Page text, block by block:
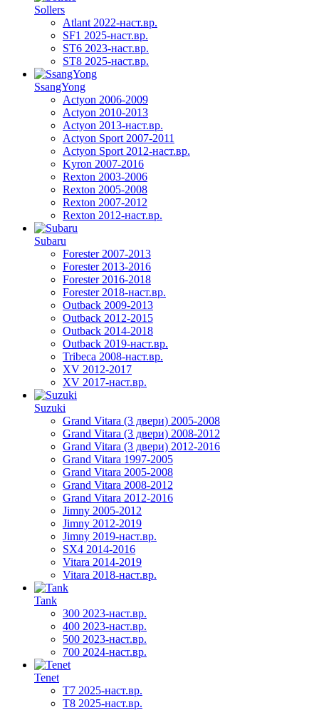
Sollers
Atlant 2022-наст.вр.
SF1 2025-наст.вр.
ST6 2023-наст.вр.
ST8 2025-наст.вр.
SsangYong
Actyon 2006-2009
Actyon 2010-2013
Actyon 2013-наст.вр.
Actyon Sport 2007-2011
Actyon Sport 2012-наст.вр.
Kyron 2007-2016
Rexton 2003-2006
Rexton 2005-2008
Rexton 2007-2012
Rexton 2012-наст.вр.
Subaru
Forester 2007-2013
Forester 2013-2016
Forester 2016-2018
Forester 2018-наст.вр.
Outback 2009-2013
Outback 2012-2015
Outback 2014-2018
Outback 2019-наст.вр.
Tribeca 2008-наст.вр.
XV 2012-2017
XV 2017-наст.вр.
Suzuki
Grand Vitara (3 двери) 2005-2008
Grand Vitara (3 двери) 2008-2012
Grand Vitara (3 двери) 2012-2016
Grand Vitara 1997-2005
Grand Vitara 2005-2008
Grand Vitara 2008-2012
Grand Vitara 2012-2016
Jimny 2005-2012
Jimny 2012-2019
Jimny 2019-наст.вр.
SX4 2014-2016
Vitara 2014-2019
Vitara 2018-наст.вр.
Tank
300 2023-наст.вр.
400 2023-наст.вр.
500 2023-наст.вр.
700 2024-наст.вр.
Tenet
T7 2025-наст.вр.
T8 2025-наст.вр.